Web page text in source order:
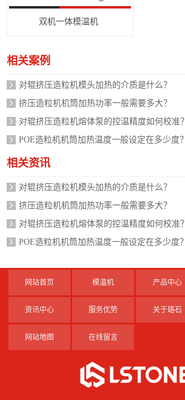
双机一体模温机
相关案例
对辊挤压造粒机模头加热的介质是什么？
挤压造粒机机筒加热功率一般需要多大？
对辊挤压造粒机熔体泵的控温精度如何校准？
POE造粒机机筒加热温度一般设定在多少度？
相关资讯
对辊挤压造粒机模头加热的介质是什么？
挤压造粒机机筒加热功率一般需要多大？
对辊挤压造粒机熔体泵的控温精度如何校准？
POE造粒机机筒加热温度一般设定在多少度？
网站首页 模温机 产品中心
资讯中心 服务优势 关于珞石
网站地图 在线留言